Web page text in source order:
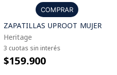
COMPRAR
ZAPATILLAS UPROOT MUJER
Heritage
3 cuotas sin interés
$159.900